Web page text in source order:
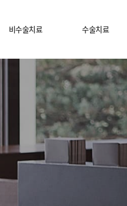
비수술치료 수술치료